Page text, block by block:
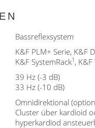
Bassreflexsystem
K&F PLM+ Serie, K&F
K&F SystemRack1 , K&F
39 Hz (-3 dB)
33 Hz (-10 dB)
Omnidirektional
Cluster über kardioid
hyperkardiod